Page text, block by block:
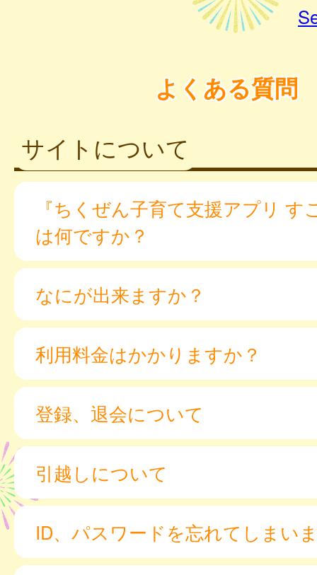
よくある質問
サイトについて
『ちくぜん子育て支援アプリ す
は何ですか？
なにが出来ますか？
利用料金はかかりますか？
登録、退会について
引越しについて
ID、パスワードを忘れてしまい